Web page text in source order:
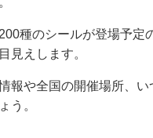
種のシールが登場予
見えします。
報や全国の開催場所、
う。